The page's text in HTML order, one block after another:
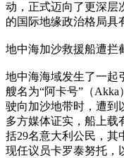
动，正式迈向了更深层
的国际地缘政治格局具
地中海加沙救援船遭拦
地中海海域发生了一起
艘名为“阿卡号”（
驶向加沙地带时，遭到
多方媒体证实，船上载
括29名意大利公民，其
现任议员卡罗泰努托，